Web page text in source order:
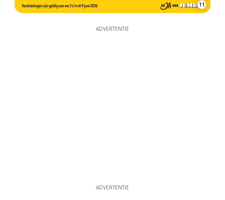
11
ADVERTENTIE
ADVERTENTIE